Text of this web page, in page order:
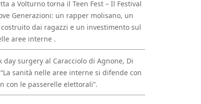
a Volturno torna il Teen Fest – Il Festival
Generazioni: un rapper molisano, un
dai ragazzi e un investimento sul
aree interne .
day surgery al Caracciolo di Agnone, Di
sanità nelle aree interne si difende con
con le passerelle elettorali”.